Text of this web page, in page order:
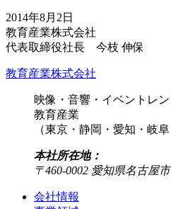
2014年8月2日
教育産業株式会社
代表取締役社長 今枝 伸保
教育産業株式会社
映像・音響・イベントレ
教育産業
（東京・静岡・愛知・岐阜
本社所在地：
〒460-0002 愛知県名古屋
会社情報